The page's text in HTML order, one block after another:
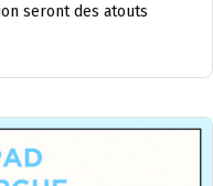
seront des atouts